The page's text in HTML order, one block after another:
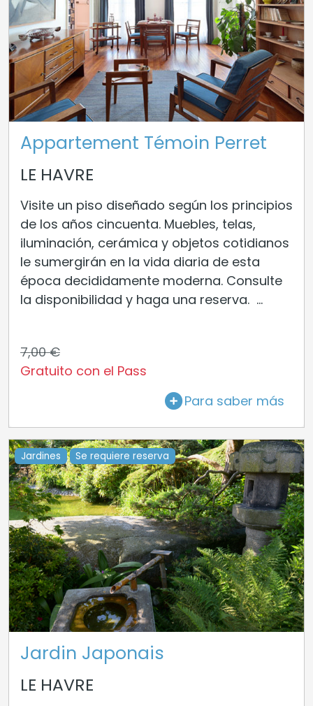
Appartement Témoin Perret
LE HAVRE
Visite un piso diseñado según los principios
de los años cincuenta. Muebles, telas,
iluminación, cerámica y objetos cotidianos
le sumergirán en la vida diaria de esta
época decididamente moderna. Consulte
la disponibilidad y haga una reserva. ...
7,00 €
Gratuito con el Pass
Para saber más
Jardines Se requiere reserva
Jardin Japonais
LE HAVRE